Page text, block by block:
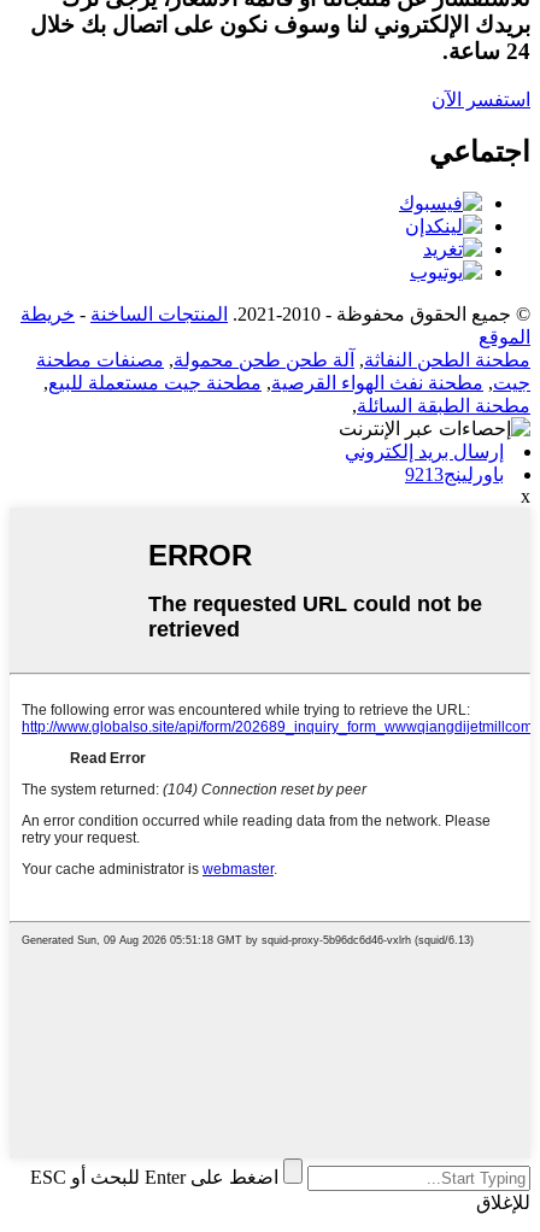
بريدك الإلكتروني لنا وسوف نكون على اتصال بك خلال
24 ساعة.
استفسر الآن
اجتماعي
© جميع الحقوق محفوظة - 2010-2021. المنتجات الساخنة - خريطة
الموقع
مطحنة الطحن النفاثة, آلة طحن طحن محمولة, مصنفات مطحنة
جيت, مطحنة نفث الهواء القرصية, مطحنة جيت مستعملة للبيع,
مطحنة الطبقة السائلة,
إرسال بريد إلكتروني
باورلينج9213
x
اضغط على Enter للبحث أو ESC
للإغلاق